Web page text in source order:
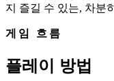
지 즐길 수 있는, 차분
게임 흐름
플레이 방법